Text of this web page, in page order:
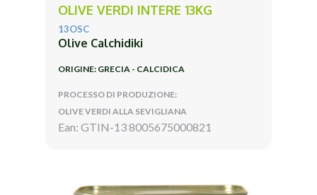
OLIVE VERDI INTERE 13KG
13OSC
Olive Calchidiki
ORIGINE: GRECIA - CALCIDICA
PROCESSO DI PRODUZIONE:
OLIVE VERDI ALLA SEVIGLIANA
Ean: GTIN-13 8005675000821